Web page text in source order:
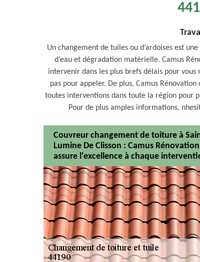
Un changement de tuiles ou d’ardoises est
d’eau et dégradation matérielle. Camus
intervenir dans les plus brefs délais pour vous
pas pour appeler. De plus, Camus
toutes interventions dans toute la région pour
Pour de plus amples informations,
Couvreur changement de toiture à
Lumine De Clisson : Camus Rénovation
assure l'excellence à chaque